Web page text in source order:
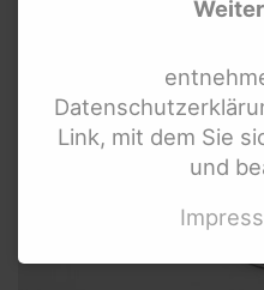
mit
Bundesweite
Link, mit dem Sie
und